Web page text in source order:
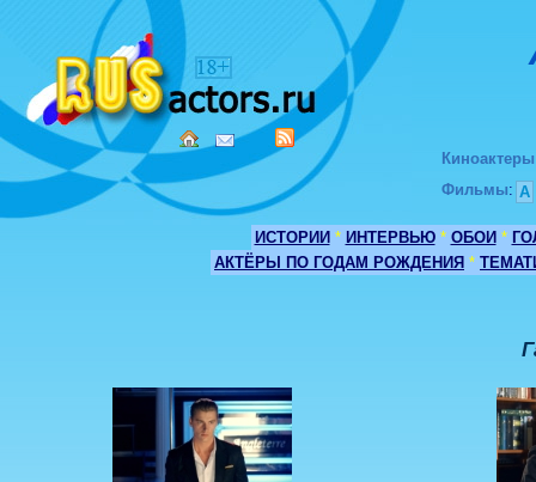
Киноактеры
Фильмы: А
ИСТОРИИ * ИНТЕРВЬЮ * ОБОИ *
АКТЁРЫ ПО ГОДАМ РОЖДЕНИЯ *